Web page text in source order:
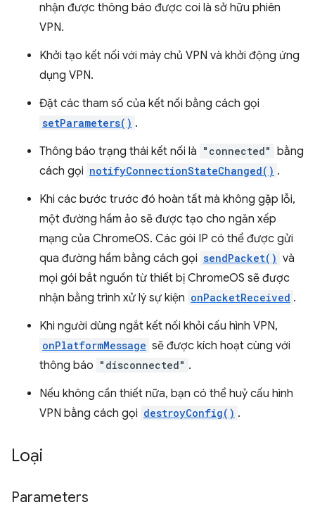
nhận được thông báo được coi là sở hữu phiên
VPN.
Khởi tạo kết nối với máy chủ VPN và khởi động ứng
dụng VPN.
Đặt các tham số của kết nối bằng cách gọi
setParameters() .
Thông báo trạng thái kết nối là "connected" bằng
cách gọi notifyConnectionStateChanged() .
Khi các bước trước đó hoàn tất mà không gặp lỗi,
một đường hầm ảo sẽ được tạo cho ngăn xếp
mạng của ChromeOS. Các gói IP có thể được gửi
qua đường hầm bằng cách gọi sendPacket() và
mọi gói bắt nguồn từ thiết bị ChromeOS sẽ được
nhận bằng trình xử lý sự kiện onPacketReceived .
Khi người dùng ngắt kết nối khỏi cấu hình VPN,
onPlatformMessage sẽ được kích hoạt cùng với
thông báo "disconnected" .
Nếu không cần thiết nữa, bạn có thể huỷ cấu hình
VPN bằng cách gọi destroyConfig() .
Loại
Parameters